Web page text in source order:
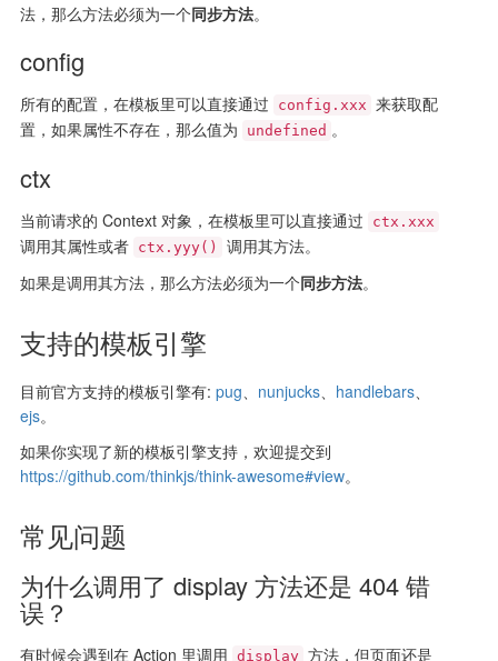
法，那么方法必须为一个同步方法。
config
所有的配置，在模板里可以直接通过 config.xxx 来获取配
置，如果属性不存在，那么值为
undefined 。
ctx
当前请求的 Context 对象，在模板里可以直接通过 ctx.xxx
调用其属性或者 ctx.yyy()
调用其方法。
如果是调用其方法，那么方法必须为一个同步方法。
支持的模板引擎
目前官方支持的模板引擎有: pug、 nunjucks、 handlebars、
ejs。
如果你实现了新的模板引擎支持，欢迎提交到
https://github.com/thinkjs/think-awesome#view。
常见问题
为什么调用了 display 方法还是 404 错
误？
有时候会遇到在 Action 里调用 display 方法，但页面还是